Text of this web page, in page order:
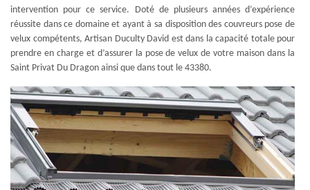
intervention pour ce service. Doté de plusieurs années d’expérience
réussite dans ce domaine et ayant à sa disposition des couvreurs pose de
velux compétents, Artisan Duculty David est dans la capacité totale pour
prendre en charge et d’assurer la pose de velux de votre maison dans la
Saint Privat Du Dragon ainsi que dans tout le 43380.